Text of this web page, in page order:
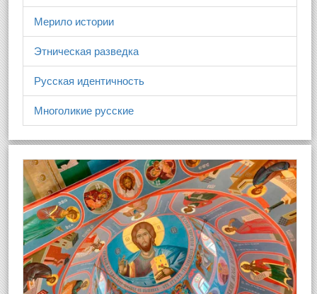
Мерило истории
Этническая разведка
Русская идентичность
Многоликие русские